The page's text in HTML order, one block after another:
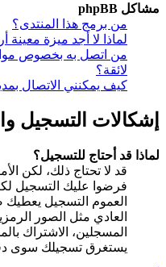
مشاكل phpBB
من برمج هذا المنتدى؟
لماذا لا أجد ميزة معينة
من اتصل به بخصوص
لائقة؟
كيف يمكنني الاتصال
إشكالات التسجيل
لماذا قد أحتاج للتسجيل؟
قد لا تحتاج ذلك، لكن
فرضوا عليك التسجيل
العموم التسجيل
العادي مثل الصور
المسجلين، الاشتراك
يستغرق تسجيلك سوى